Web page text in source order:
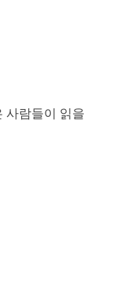
사람들이 읽을